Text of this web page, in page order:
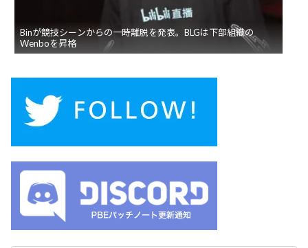
Binが競技シーンからの一時離脱を発表。BLGは下部組織の
Wenboを昇格